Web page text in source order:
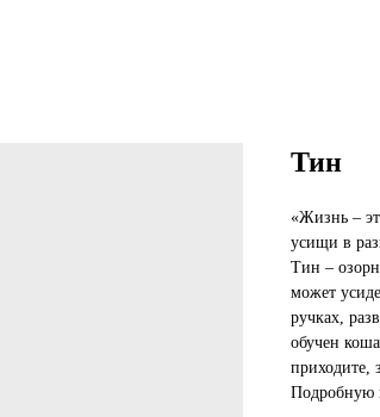
Тин
«Жизнь –
усищи в
Тин –
может
ручках,
обучен
приходите,
Подробную